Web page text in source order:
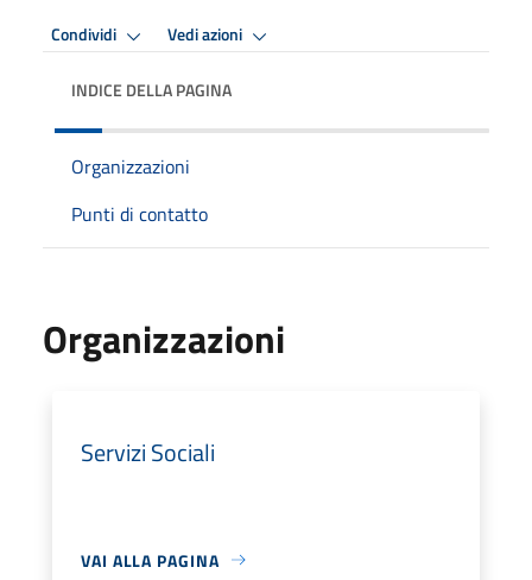
Condividi Vedi azioni
INDICE DELLA PAGINA
Organizzazioni
Punti di contatto
Organizzazioni
Servizi Sociali
VAI ALLA PAGINA